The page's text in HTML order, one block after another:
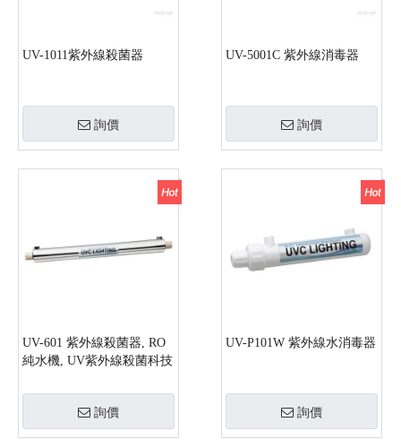
UV-1011紫外線殺菌器
詢價
UV-5001C 紫外線消毒器
詢價
UV-601 紫外線殺菌器, RO
純水機, UV紫外線殺菌科技
詢價
UV-P101W 紫外線水消毒器
詢價